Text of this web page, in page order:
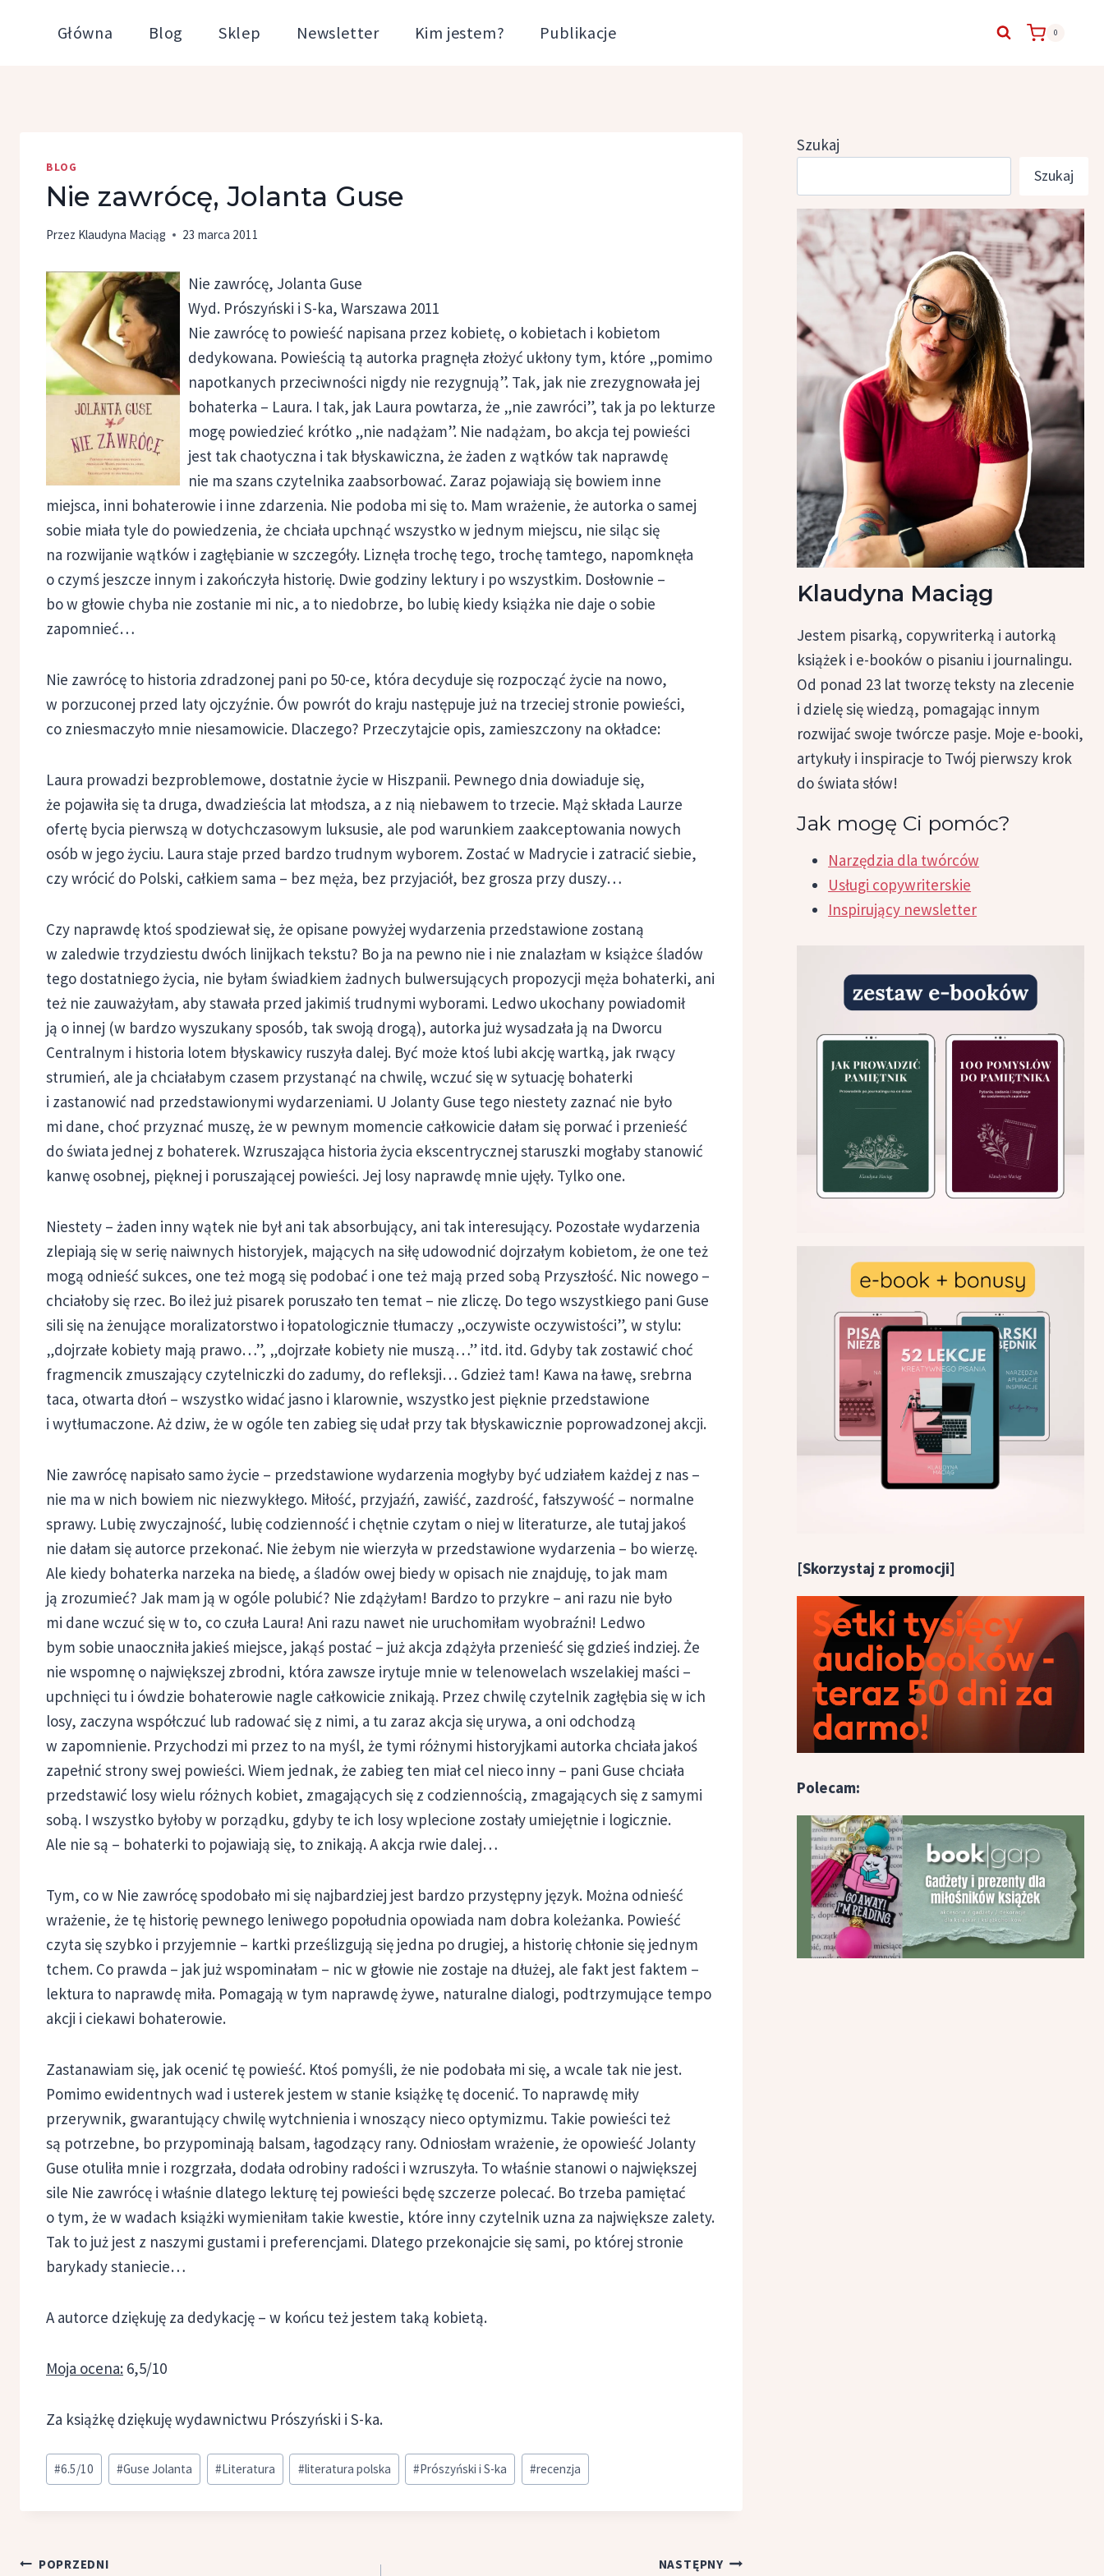
Główna Blog Sklep Newsletter Kim jestem? Publikacje 0
BLOG
Nie zawrócę, Jolanta Guse
Przez Klaudyna Maciąg 23 marca 2011
Nie zawrócę, Jolanta Guse
Wyd. Prószyński i S-ka, Warszawa 2011
Nie zawrócę to powieść napisana przez kobietę, o kobietach i kobietom
dedykowana. Powieścią tą autorka pragnęła złożyć ukłony tym, które „pomimo
napotkanych przeciwności nigdy nie rezygnują”. Tak, jak nie zrezygnowała jej
bohaterka – Laura. I tak, jak Laura powtarza, że „nie zawróci”, tak ja po lekturze
mogę powiedzieć krótko „nie nadążam”. Nie nadążam, bo akcja tej powieści
jest tak chaotyczna i tak błyskawiczna, że żaden z wątków tak naprawdę
nie ma szans czytelnika zaabsorbować. Zaraz pojawiają się bowiem inne
miejsca, inni bohaterowie i inne zdarzenia. Nie podoba mi się to. Mam wrażenie, że autorka o samej
sobie miała tyle do powiedzenia, że chciała upchnąć wszystko w jednym miejscu, nie siląc się
na rozwijanie wątków i zagłębianie w szczegóły. Liznęła trochę tego, trochę tamtego, napomknęła
o czymś jeszcze innym i zakończyła historię. Dwie godziny lektury i po wszystkim. Dosłownie –
bo w głowie chyba nie zostanie mi nic, a to niedobrze, bo lubię kiedy książka nie daje o sobie
zapomnieć…
Nie zawrócę to historia zdradzonej pani po 50-ce, która decyduje się rozpocząć życie na nowo,
w porzuconej przed laty ojczyźnie. Ów powrót do kraju następuje już na trzeciej stronie powieści,
co zniesmaczyło mnie niesamowicie. Dlaczego? Przeczytajcie opis, zamieszczony na okładce:
Laura prowadzi bezproblemowe, dostatnie życie w Hiszpanii. Pewnego dnia dowiaduje się,
że pojawiła się ta druga, dwadzieścia lat młodsza, a z nią niebawem to trzecie. Mąż składa Laurze
ofertę bycia pierwszą w dotychczasowym luksusie, ale pod warunkiem zaakceptowania nowych
osób w jego życiu. Laura staje przed bardzo trudnym wyborem. Zostać w Madrycie i zatracić siebie,
czy wrócić do Polski, całkiem sama – bez męża, bez przyjaciół, bez grosza przy duszy…
Czy naprawdę ktoś spodziewał się, że opisane powyżej wydarzenia przedstawione zostaną
w zaledwie trzydziestu dwóch linijkach tekstu? Bo ja na pewno nie i nie znalazłam w książce śladów
tego dostatniego życia, nie byłam świadkiem żadnych bulwersujących propozycji męża bohaterki, ani
też nie zauważyłam, aby stawała przed jakimiś trudnymi wyborami. Ledwo ukochany powiadomił
ją o innej (w bardzo wyszukany sposób, tak swoją drogą), autorka już wysadzała ją na Dworcu
Centralnym i historia lotem błyskawicy ruszyła dalej. Być może ktoś lubi akcję wartką, jak rwący
strumień, ale ja chciałabym czasem przystanąć na chwilę, wczuć się w sytuację bohaterki
i zastanowić nad przedstawionymi wydarzeniami. U Jolanty Guse tego niestety zaznać nie było
mi dane, choć przyznać muszę, że w pewnym momencie całkowicie dałam się porwać i przenieść
do świata jednej z bohaterek. Wzruszająca historia życia ekscentrycznej staruszki mogłaby stanowić
kanwę osobnej, pięknej i poruszającej powieści. Jej losy naprawdę mnie ujęły. Tylko one.
Niestety – żaden inny wątek nie był ani tak absorbujący, ani tak interesujący. Pozostałe wydarzenia
zlepiają się w serię naiwnych historyjek, mających na siłę udowodnić dojrzałym kobietom, że one też
mogą odnieść sukces, one też mogą się podobać i one też mają przed sobą Przyszłość. Nic nowego –
chciałoby się rzec. Bo ileż już pisarek poruszało ten temat – nie zliczę. Do tego wszystkiego pani Guse
sili się na żenujące moralizatorstwo i łopatologicznie tłumaczy „oczywiste oczywistości”, w stylu:
„dojrzałe kobiety mają prawo…”, „dojrzałe kobiety nie muszą…” itd. itd. Gdyby tak zostawić choć
fragmencik zmuszający czytelniczki do zadumy, do refleksji… Gdzież tam! Kawa na ławę, srebrna
taca, otwarta dłoń – wszystko widać jasno i klarownie, wszystko jest pięknie przedstawione
i wytłumaczone. Aż dziw, że w ogóle ten zabieg się udał przy tak błyskawicznie poprowadzonej akcji.
Nie zawrócę napisało samo życie – przedstawione wydarzenia mogłyby być udziałem każdej z nas –
nie ma w nich bowiem nic niezwykłego. Miłość, przyjaźń, zawiść, zazdrość, fałszywość – normalne
sprawy. Lubię zwyczajność, lubię codzienność i chętnie czytam o niej w literaturze, ale tutaj jakoś
nie dałam się autorce przekonać. Nie żebym nie wierzyła w przedstawione wydarzenia – bo wierzę.
Ale kiedy bohaterka narzeka na biedę, a śladów owej biedy w opisach nie znajduję, to jak mam
ją zrozumieć? Jak mam ją w ogóle polubić? Nie zdążyłam! Bardzo to przykre – ani razu nie było
mi dane wczuć się w to, co czuła Laura! Ani razu nawet nie uruchomiłam wyobraźni! Ledwo
bym sobie unaoczniła jakieś miejsce, jakąś postać – już akcja zdążyła przenieść się gdzieś indziej. Że
nie wspomnę o największej zbrodni, która zawsze irytuje mnie w telenowelach wszelakiej maści –
upchnięci tu i ówdzie bohaterowie nagle całkowicie znikają. Przez chwilę czytelnik zagłębia się w ich
losy, zaczyna współczuć lub radować się z nimi, a tu zaraz akcja się urywa, a oni odchodzą
w zapomnienie. Przychodzi mi przez to na myśl, że tymi różnymi historyjkami autorka chciała jakoś
zapełnić strony swej powieści. Wiem jednak, że zabieg ten miał cel nieco inny – pani Guse chciała
przedstawić losy wielu różnych kobiet, zmagających się z codziennością, zmagających się z samymi
sobą. I wszystko byłoby w porządku, gdyby te ich losy wplecione zostały umiejętnie i logicznie.
Ale nie są – bohaterki to pojawiają się, to znikają. A akcja rwie dalej…
Tym, co w Nie zawrócę spodobało mi się najbardziej jest bardzo przystępny język. Można odnieść
wrażenie, że tę historię pewnego leniwego popołudnia opowiada nam dobra koleżanka. Powieść
czyta się szybko i przyjemnie – kartki prześlizgują się jedna po drugiej, a historię chłonie się jednym
tchem. Co prawda – jak już wspominałam – nic w głowie nie zostaje na dłużej, ale fakt jest faktem –
lektura to naprawdę miła. Pomagają w tym naprawdę żywe, naturalne dialogi, podtrzymujące tempo
akcji i ciekawi bohaterowie.
Zastanawiam się, jak ocenić tę powieść. Ktoś pomyśli, że nie podobała mi się, a wcale tak nie jest.
Pomimo ewidentnych wad i usterek jestem w stanie książkę tę docenić. To naprawdę miły
przerywnik, gwarantujący chwilę wytchnienia i wnoszący nieco optymizmu. Takie powieści też
są potrzebne, bo przypominają balsam, łagodzący rany. Odniosłam wrażenie, że opowieść Jolanty
Guse otuliła mnie i rozgrzała, dodała odrobiny radości i wzruszyła. To właśnie stanowi o największej
sile Nie zawrócę i właśnie dlatego lekturę tej powieści będę szczerze polecać. Bo trzeba pamiętać
o tym, że w wadach książki wymieniłam takie kwestie, które inny czytelnik uzna za największe zalety.
Tak to już jest z naszymi gustami i preferencjami. Dlatego przekonajcie się sami, po której stronie
barykady staniecie…
A autorce dziękuję za dedykację – w końcu też jestem taką kobietą.
Moja ocena: 6,5/10
Za książkę dziękuję wydawnictwu Prószyński i S-ka.
Tagi
wpisu:
#6.5/10 #Guse Jolanta #Literatura #literatura polska #Prószyński i S-ka #recenzja
Nawigacja
POPRZEDNI NASTĘPNY
Szukaj
Szukaj
Klaudyna Maciąg
Jestem pisarką, copywriterką i autorką
książek i e-booków o pisaniu i journalingu.
Od ponad 23 lat tworzę teksty na zlecenie
i dzielę się wiedzą, pomagając innym
rozwijać swoje twórcze pasje. Moje e-booki,
artykuły i inspiracje to Twój pierwszy krok
do świata słów!
Jak mogę Ci pomóc?
Narzędzia dla twórców
Usługi copywriterskie
Inspirujący newsletter
[Skorzystaj z promocji]
Polecam: